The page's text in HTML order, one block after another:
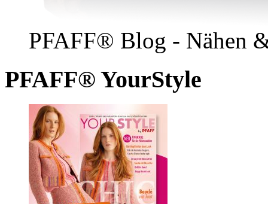
PFAFF® Blog - Nähen
PFAFF® YourStyle